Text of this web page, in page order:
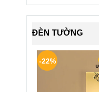
ĐÈN TƯỜNG
-22%